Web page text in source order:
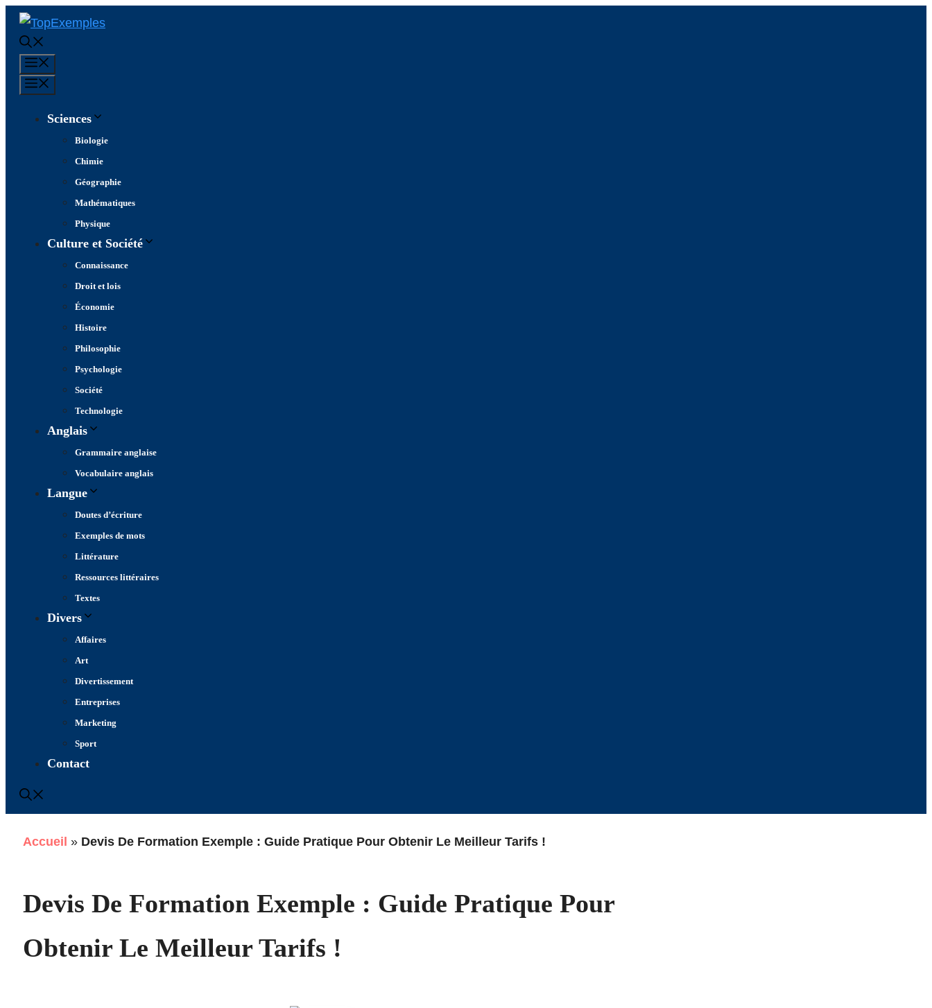
Aller
contenu
Sciences
Biologie
Chimie
Géographie
Mathématiques
Physique
Culture et Société
Connaissance
Droit et lois
Économie
Histoire
Philosophie
Psychologie
Société
Technologie
Anglais
Grammaire anglaise
Vocabulaire anglais
Langue
Doutes d’écriture
Exemples de mots
Littérature
Ressources littéraires
Textes
Divers
Affaires
Art
Divertissement
Entreprises
Marketing
Sport
Contact
Accueil » Devis De Formation Exemple : Guide Pratique Pour Obtenir Le Meilleur Tarifs !
Devis De Formation Exemple : Guide Pratique Pour
Obtenir Le Meilleur Tarifs !